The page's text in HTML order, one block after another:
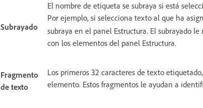
Subrayado
El nombre de etiqueta se subraya si está
Por ejemplo, si selecciona texto al que ha
subraya en el panel Estructura. El subrayado
con los elementos del panel Estructura.
Fragmento
de texto
Los primeros 32 caracteres de texto
elemento. Estos fragmentos le ayudan a